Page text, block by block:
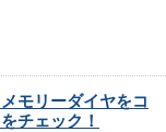
モリーダイヤをコ
チェック！